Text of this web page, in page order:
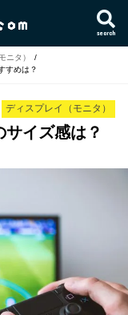
search
ニタ）
すめは？
ディスプレイ（モニタ）
サイズ感は？